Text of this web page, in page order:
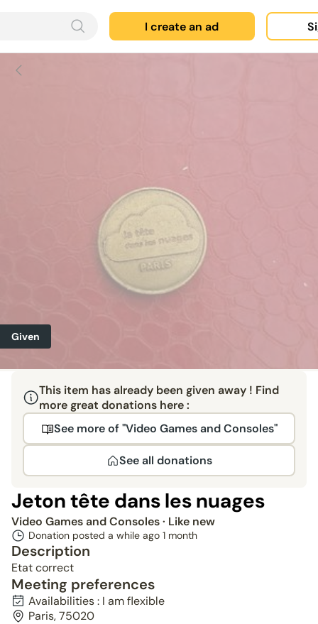
I create an ad
Given
This item has already been given away ! Find
more great donations here :
See more of "Video Games and Consoles"
See all donations
Jeton tête dans les nuages
Video Games and Consoles· Like new
Donation posted a while ago 1 month
Description
Etat correct
Meeting preferences
Availabilities : I am flexible
Paris, 75020